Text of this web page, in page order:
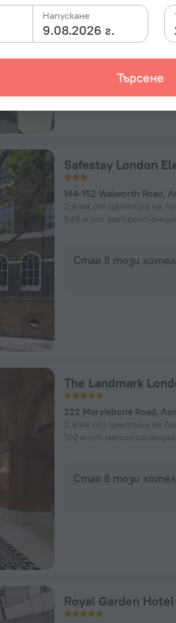
9.08.2026 г.
Напускане
Търсене
Стая в този хотел
Safestay London
144-152 Walworth Road,
2,8 км от центъра на
546 м от метростанция
Стая в този хотел
The Landmark
222 Marylebone Road,
2,9 км от центъра на
100 м от метростанция
Стая в този хотел
Royal Garden Hotel